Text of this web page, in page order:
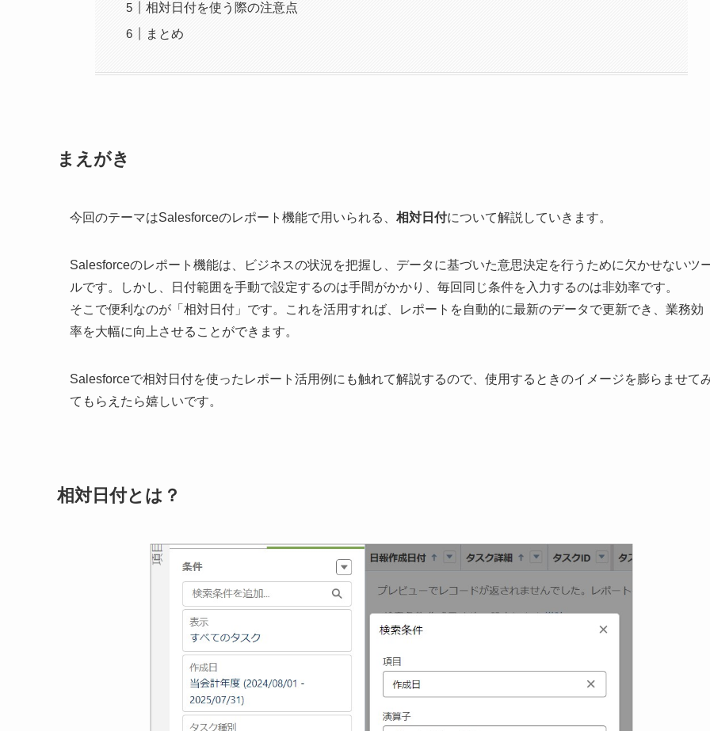
相対日付を使う際の注意点
まとめ
まえがき
今回のテーマはSalesforceのレポート機能で用いられる、 相対日付について解説していきます。
Salesforceのレポート機能は、ビジネスの状況を把握し、データに基づいた意思決定を行うために欠かせないツ
ルです。しかし、日付範囲を手動で設定するのは手間がかかり、毎回同じ条件を入力するのは非効率です。
そこで便利なのが「相対日付」です。これを活用すれば、レポートを自動的に最新のデータで更新でき、業務効
率を大幅に向上させることができます。
Salesforceで相対日付を使ったレポート活用例にも触れて解説するので、使用するときのイメージを膨らませて
てもらえたら嬉しいです。
相対日付とは？